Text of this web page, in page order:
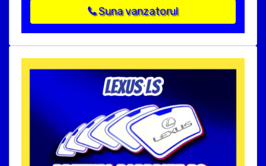
Suna vanzatorul